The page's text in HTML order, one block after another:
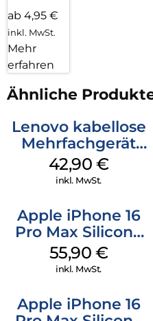
ab 4,95 €
inkl. MwSt.
Mehr
erfahren
Ähnliche
Lenovo kabellose
Mehrfachgerät
Luna Grey
42,90 €
inkl. MwSt.
Apple iPhone 16
Pro Max Silicone
Case MagSafe
Stone Gray
55,90 €
inkl. MwSt.
Apple iPhone 16